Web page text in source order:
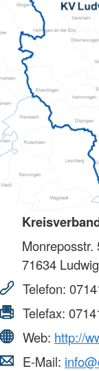
Monreposstr.
71634
Telefon:
Telefax:
Web: http://
E-Mail: